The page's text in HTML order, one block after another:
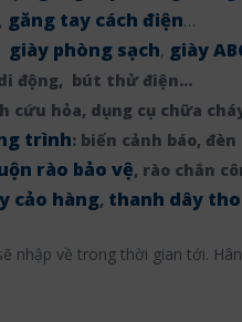
, găng tay cách điện…
giày phòng sạch, giày
di động, bút thử điện…
cứu hỏa, dụng cụ chữa
trình: biển cảnh báo,
rào bảo vệ, rào chắn
cảo hàng, thanh dây
nhập về trong thời gian tới.